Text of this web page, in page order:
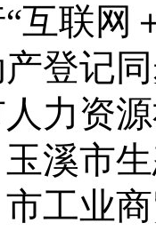
“互联网
登记
力资
玉溪市
市工业